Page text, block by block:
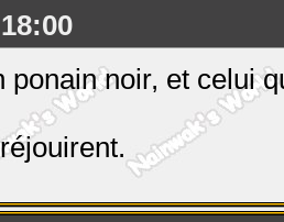
ponain noir, et celui